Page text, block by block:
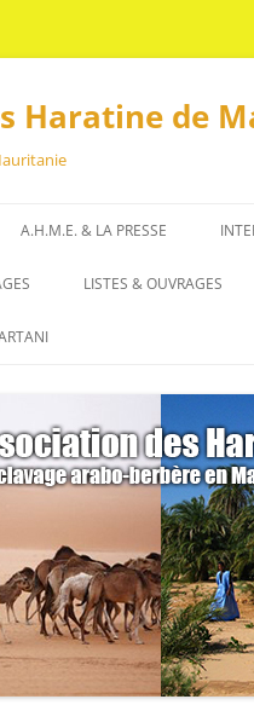
Haratine de
A.H.M.E. & LA PRESSE
LISTES & OUVRAGES